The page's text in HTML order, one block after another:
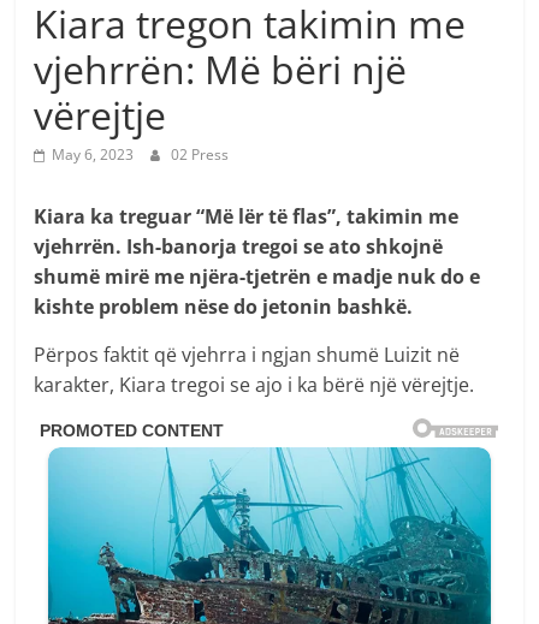
Kiara tregon takimin me
vjehrrën: Më bëri një
vërejtje
May 6, 2023 02 Press
Kiara ka treguar “Më lër të flas”, takimin me
vjehrrën. Ish-banorja tregoi se ato shkojnë
shumë mirë me njëra-tjetrën e madje nuk do e
kishte problem nëse do jetonin bashkë.
Përpos faktit që vjehrra i ngjan shumë Luizit në
karakter, Kiara tregoi se ajo i ka bërë një vërejtje.